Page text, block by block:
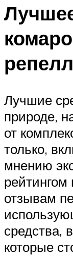
Лучшие
природе,
от
только,
мнению
рейтингом
отзывам
средства,
которые